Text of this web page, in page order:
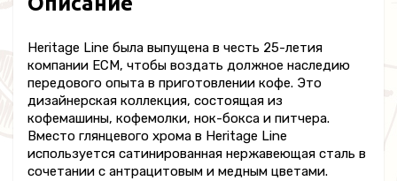
Heritage Line была выпущена в честь 25-летия
компании ECM, чтобы воздать должное наследию
передового опыта в приготовлении кофе. Это
дизайнерская коллекция, состоящая из
кофемашины, кофемолки, нок-бокса и питчера.
Вместо глянцевого хрома в Heritage Line
используется сатинированная нержавеющая сталь в
сочетании с антрацитовым и медным цветами.